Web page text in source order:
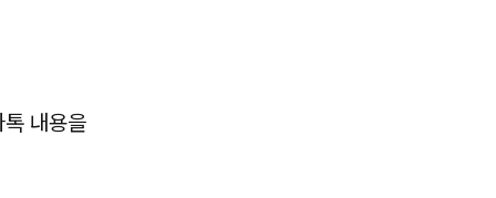
내용을